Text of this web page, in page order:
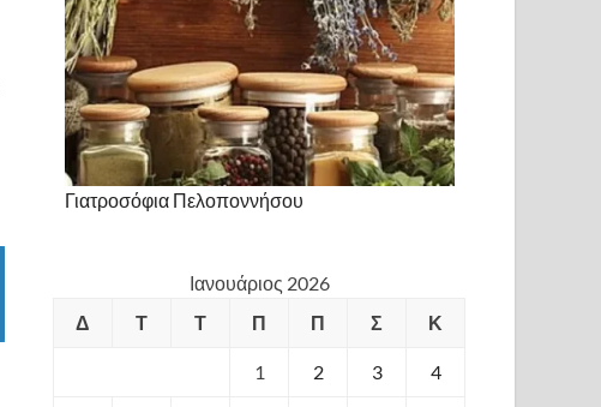
Γιατροσόφια Πελοποννήσου
Ιανουάριος 2026
Δ
Τ Τ Π Π Σ Κ
1 2 3 4